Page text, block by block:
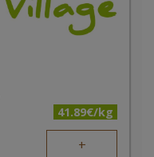
41.89€/kg
+